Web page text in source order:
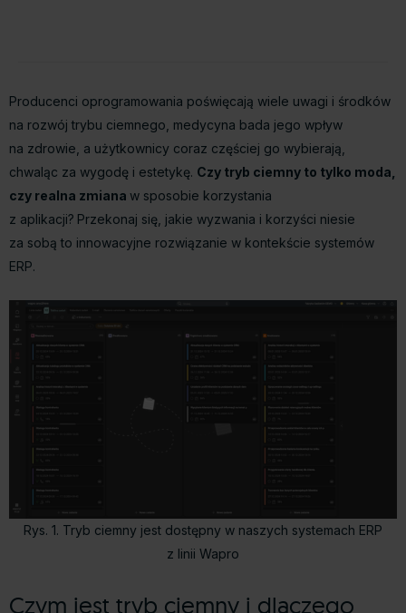
Producenci oprogramowania poświęcają wiele uwagi i środków
na rozwój trybu ciemnego, medycyna bada jego wpływ
na zdrowie, a użytkownicy coraz częściej go wybierają,
chwaląc za wygodę i estetykę. Czy tryb ciemny to tylko moda,
czy realna zmiana w sposobie korzystania
z aplikacji? Przekonaj się, jakie wyzwania i korzyści niesie
za sobą to innowacyjne rozwiązanie w kontekście systemów
ERP.
Rys. 1. Tryb ciemny jest dostępny w naszych systemach ERP
z linii Wapro
Czym jest tryb ciemny i dlaczego